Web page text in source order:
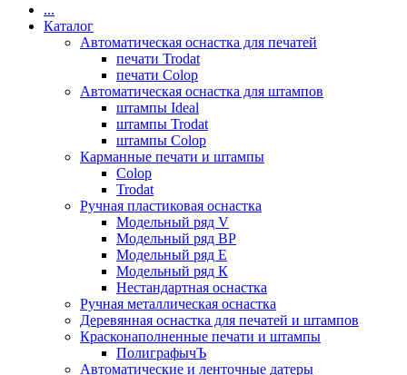
...
Каталог
Автоматическая оснастка для печатей
печати Trodat
печати Colop
Автоматическая оснастка для штампов
штампы Ideal
штампы Trodat
штампы Colop
Карманные печати и штампы
Colop
Trodat
Ручная пластиковая оснастка
Модельный ряд V
Модельный ряд ВР
Модельный ряд Е
Модельный ряд К
Нестандартная оснастка
Ручная металлическая оснастка
Деревянная оснастка для печатей и штампов
Красконаполненные печати и штампы
ПолиграфычЪ
Автоматические и ленточные датеры